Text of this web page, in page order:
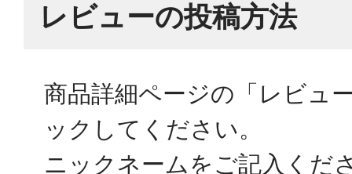
レビューの投稿方法
商品詳細ページの「レビュ
ックしてください。
ニックネームをご記入くだ